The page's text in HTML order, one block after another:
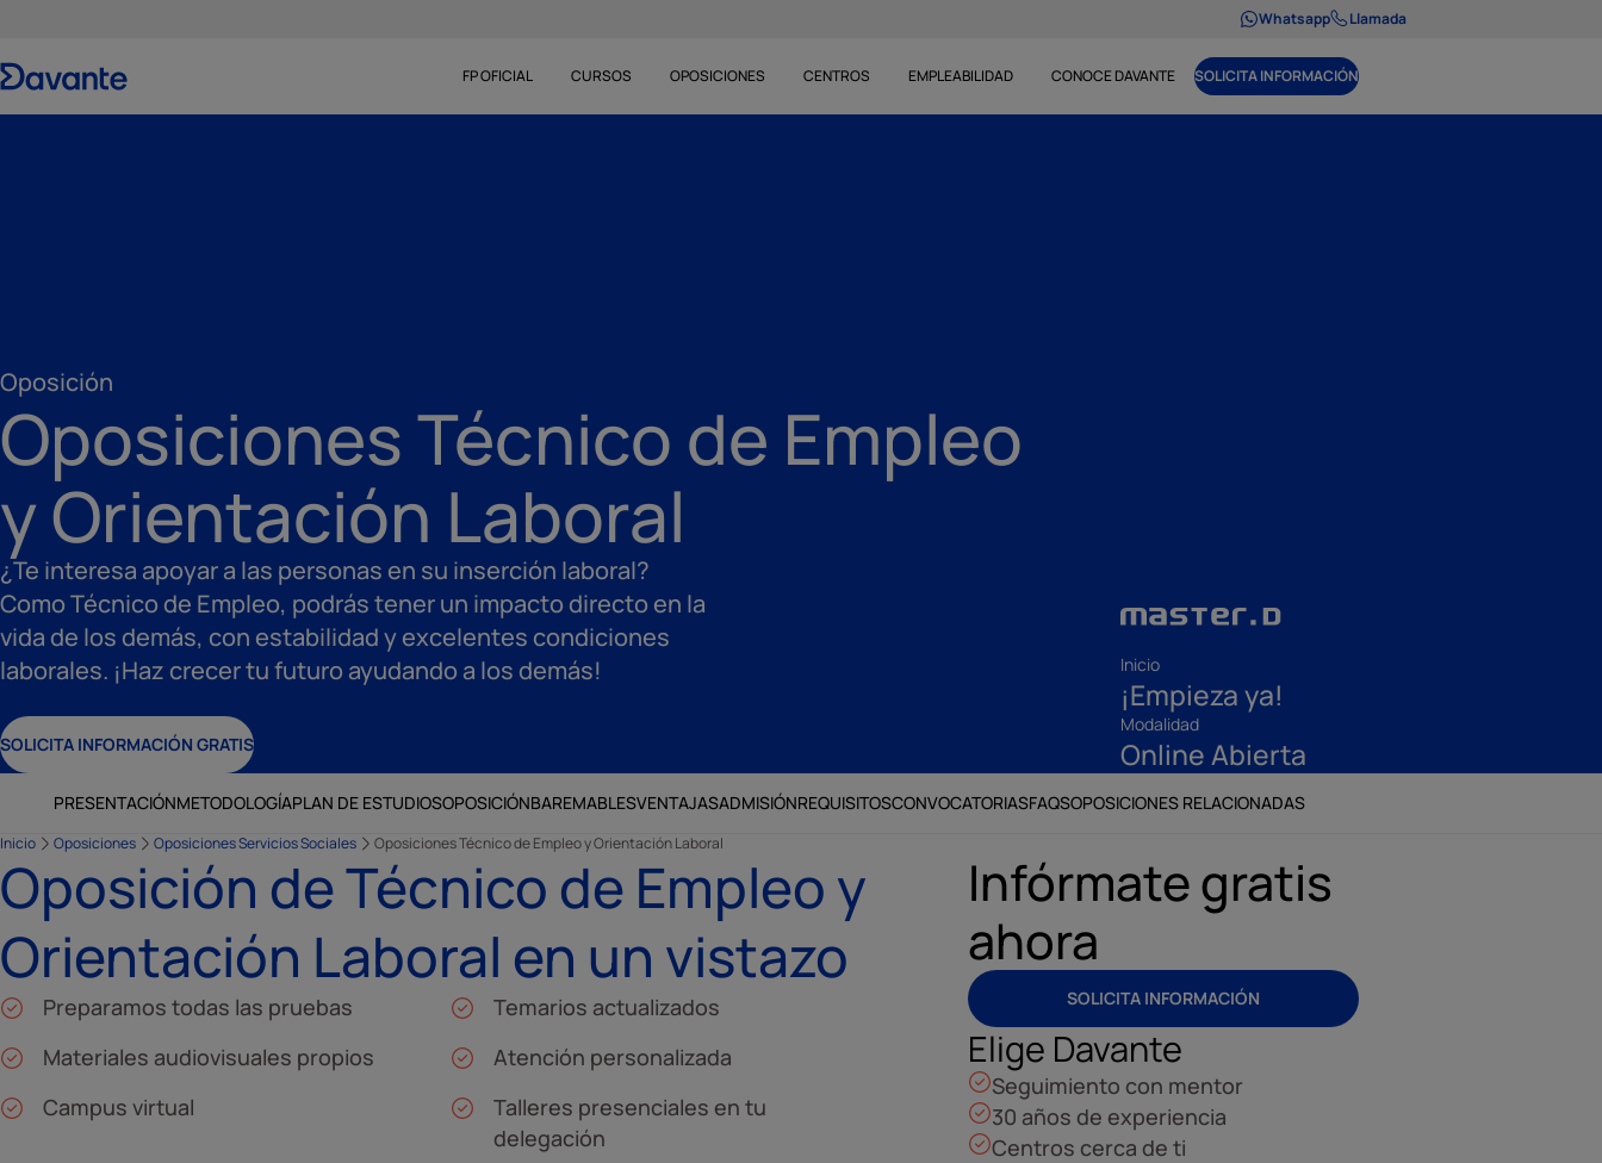
Whatsapp Llamada
FP OFICIAL CURSOS OPOSICIONES CENTROS EMPLEABILIDAD CONOCE DAVANTE SOLICITA INFORMACIÓN
Oposición
Oposiciones Técnico de Empleo
y Orientación Laboral
¿Te interesa apoyar a las personas en su inserción laboral?
Como Técnico de Empleo, podrás tener un impacto directo en la
vida de los demás, con estabilidad y excelentes condiciones
laborales. ¡Haz crecer tu futuro ayudando a los demás!
SOLICITA INFORMACIÓN GRATIS
Inicio
¡Empieza ya!
Modalidad
Online Abierta
PRESENTACIÓNMETODOLOGÍAPLAN DE ESTUDIOSOPOSICIÓNBAREMABLESVENTAJASADMISIÓNREQUISITOSCONVOCATORIASFAQSOPOSICIONES RELACIONADAS
Inicio Oposiciones Oposiciones Servicios Sociales Oposiciones Técnico de Empleo y Orientación Laboral
Oposición de Técnico de Empleo y
Orientación Laboral en un vistazo
Preparamos todas las pruebas
Temarios actualizados
Materiales audiovisuales propios
Atención personalizada
Campus virtual
Talleres presenciales en tu
delegación
Infórmate gratis
ahora
SOLICITA INFORMACIÓN
Elige Davante
Seguimiento con mentor
30 años de experiencia
Centros cerca de ti